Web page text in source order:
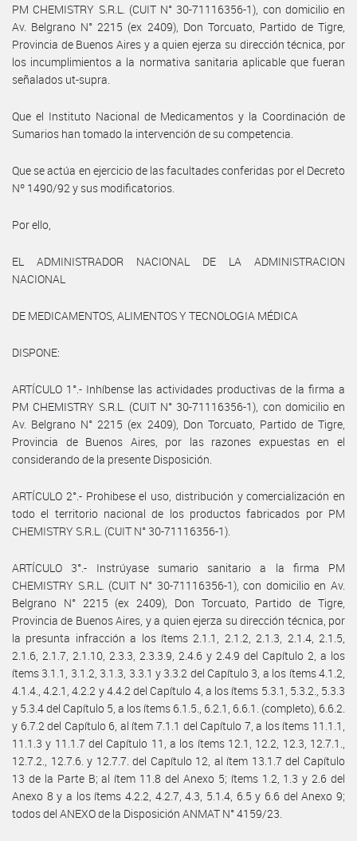
PM CHEMISTRY S.R.L. (CUIT N° 30-71116356-1), con domicilio en
Av. Belgrano N° 2215 (ex 2409), Don Torcuato, Partido de Tigre,
Provincia de Buenos Aires y a quien ejerza su dirección técnica, por
los incumplimientos a la normativa sanitaria aplicable que fueran
señalados ut-supra.
Que el Instituto Nacional de Medicamentos y la Coordinación de
Sumarios han tomado la intervención de su competencia.
Que se actúa en ejercicio de las facultades conferidas por el Decreto
Nº 1490/92 y sus modificatorios.
Por ello,
EL ADMINISTRADOR NACIONAL DE LA ADMINISTRACION
NACIONAL
DE MEDICAMENTOS, ALIMENTOS Y TECNOLOGIA MÉDICA
DISPONE:
ARTÍCULO 1°.- Inhíbense las actividades productivas de la firma a
PM CHEMISTRY S.R.L. (CUIT N° 30-71116356-1), con domicilio en
Av. Belgrano N° 2215 (ex 2409), Don Torcuato, Partido de Tigre,
Provincia de Buenos Aires, por las razones expuestas en el
considerando de la presente Disposición.
ARTÍCULO 2°.- Prohibese el uso, distribución y comercialización en
todo el territorio nacional de los productos fabricados por PM
CHEMISTRY S.R.L. (CUIT N° 30-71116356-1).
ARTÍCULO 3°.- Instrúyase sumario sanitario a la firma PM
CHEMISTRY S.R.L. (CUIT N° 30-71116356-1), con domicilio en Av.
Belgrano N° 2215 (ex 2409), Don Torcuato, Partido de Tigre,
Provincia de Buenos Aires, y a quien ejerza su dirección técnica, por
la presunta infracción a los ítems 2.1.1, 2.1.2, 2.1.3, 2.1.4, 2.1.5,
2.1.6, 2.1.7, 2.1.10, 2.3.3, 2.3.3.9, 2.4.6 y 2.4.9 del Capítulo 2, a los
ítems 3.1.1, 3.1.2, 3.1.3, 3.3.1 y 3.3.2 del Capítulo 3, a los ítems 4.1.2,
4.1.4., 4.2.1, 4.2.2 y 4.4.2 del Capítulo 4, a los ítems 5.3.1, 5.3.2., 5.3.3
y 5.3.4 del Capítulo 5, a los ítems 6.1.5., 6.2.1, 6.6.1. (completo), 6.6.2.
y 6.7.2 del Capítulo 6, al ítem 7.1.1 del Capítulo 7, a los ítems 11.1.1,
11.1.3 y 11.1.7 del Capítulo 11, a los ítems 12.1, 12.2, 12.3, 12.7.1.,
12.7.2., 12.7.6. y 12.7.7. del Capítulo 12, al ítem 13.1.7 del Capítulo
13 de la Parte B; al ítem 11.8 del Anexo 5; ítems 1.2, 1.3 y 2.6 del
Anexo 8 y a los ítems 4.2.2, 4.2.7, 4.3, 5.1.4, 6.5 y 6.6 del Anexo 9;
todos del ANEXO de la Disposición ANMAT N° 4159/23.